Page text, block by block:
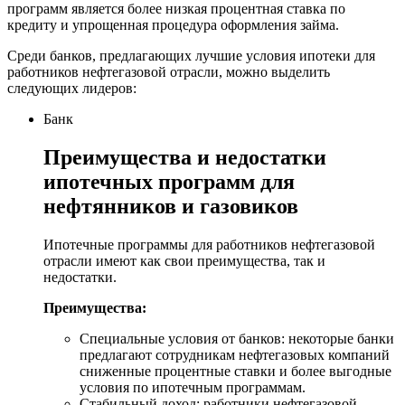
программ является более низкая процентная ставка по
кредиту и упрощенная процедура оформления займа.
Среди банков, предлагающих лучшие условия ипотеки для
работников нефтегазовой отрасли, можно выделить
следующих лидеров:
Банк
Преимущества и недостатки
ипотечных программ для
нефтянников и газовиков
Ипотечные программы для работников нефтегазовой
отрасли имеют как свои преимущества, так и
недостатки.
Преимущества:
Специальные условия от банков: некоторые банки
предлагают сотрудникам нефтегазовых компаний
сниженные процентные ставки и более выгодные
условия по ипотечным программам.